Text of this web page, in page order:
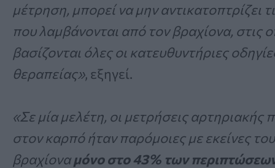
μέτρηση, μπορεί να μην αντικατοπτρίζει
που λαμβάνονται από τον βραχίονα, στις
βασίζονται όλες οι κατευθυντήριες
θεραπείας», εξηγεί.
«Σε μία μελέτη, οι μετρήσεις αρτηριακής
στον καρπό ήταν παρόμοιες με εκείνες του
βραχίοναμόνο στο 43% των